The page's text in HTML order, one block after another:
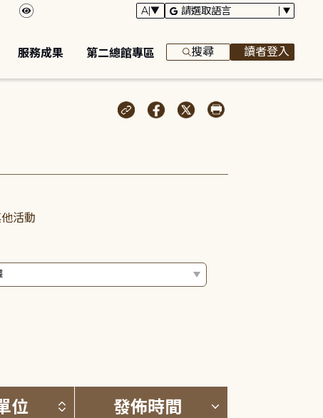
服務成果 第二總館專區 搜尋 讀者登入
活動
降冪)
位 按發布單位排序 (升降冪)
發佈時間 按發佈時間